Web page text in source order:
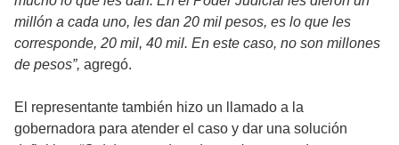
millón a cada uno, les dan 20 mil pesos, es lo que les
corresponde, 20 mil, 40 mil. En este caso, no son millones
de pesos”, agregó.
El representante también hizo un llamado a la
gobernadora para atender el caso y dar una solución